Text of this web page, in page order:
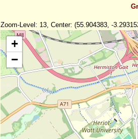
Zoom-Level: 13, Center: (55.904383, -
+
−